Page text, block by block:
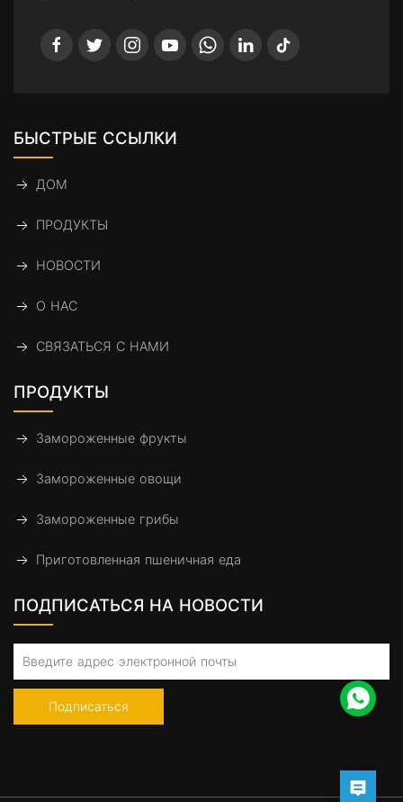
БЫСТРЫЕ ССЫЛКИ
ДОМ
ПРОДУКТЫ
НОВОСТИ
О НАС
СВЯЗАТЬСЯ С НАМИ
ПРОДУКТЫ
Замороженные фрукты
Замороженные овощи
Замороженные грибы
Приготовленная пшеничная еда
ПОДПИСАТЬСЯ НА НОВОСТИ
Подписаться